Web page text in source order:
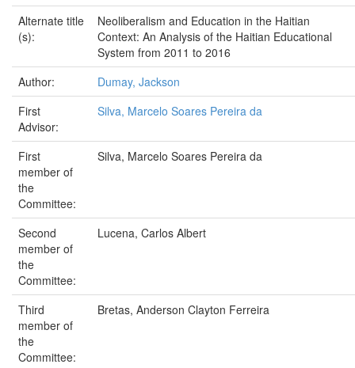
Alternate title
(s):
Neoliberalism and Education in the Haitian
Context: An Analysis of the Haitian Educational
System from 2011 to 2016
Author:
Dumay, Jackson
First
Advisor:
Silva, Marcelo Soares Pereira da
First
member of
the
Committee:
Silva, Marcelo Soares Pereira da
Second
member of
the
Committee:
Lucena, Carlos Albert
Third
member of
the
Committee:
Bretas, Anderson Clayton Ferreira